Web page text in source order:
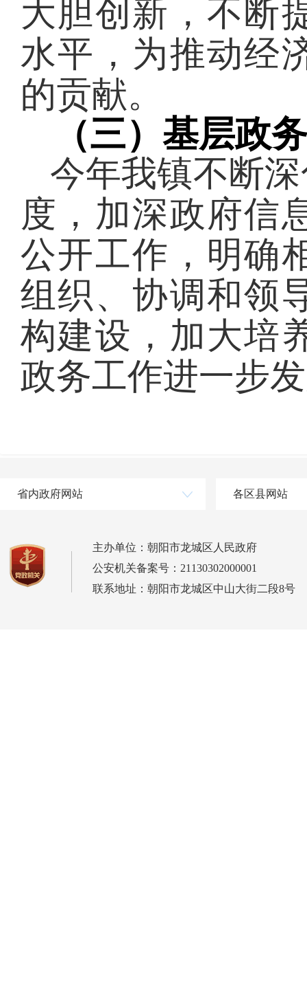
大胆创新，不断
水平，为推动经
的贡献。
（三）基层政
今年我镇不断
度，加深政府信
公开工作，明确
组织、协调和领
构建设，加大培
政务工作进一步
省内政府网站 各区县网站
主办单位：朝阳市龙城区人民政府
公安机关备案号：21130302000001
联系地址：朝阳市龙城区中山大街二段8号